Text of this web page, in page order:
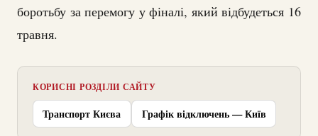
боротьбу за перемогу у фіналі, який відбудеться 16
травня.
КОРИСНІ РОЗДІЛИ САЙТУ
Транспорт Києва Графік відключень — Київ